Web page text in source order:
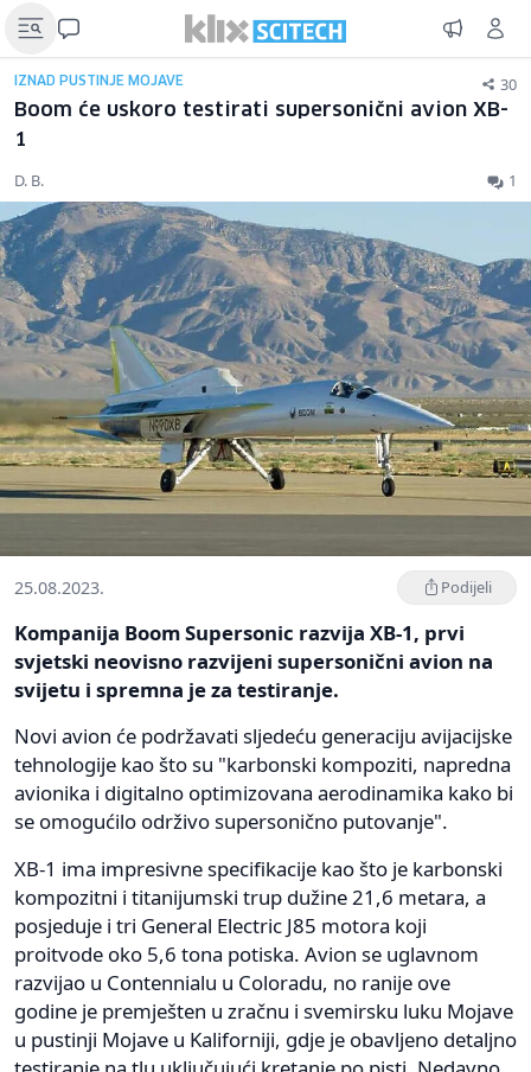
IZNAD PUSTINJE MOJAVE 30
Boom će uskoro testirati supersonični avion XB-
1
D. B. 1
25.08.2023. Podijeli
Kompanija Boom Supersonic razvija XB-1, prvi
svjetski neovisno razvijeni supersonični avion na
svijetu i spremna je za testiranje.
Novi avion će podržavati sljedeću generaciju avijacijske
tehnologije kao što su "karbonski kompoziti, napredna
avionika i digitalno optimizovana aerodinamika kako bi
se omogućilo održivo supersonično putovanje".
XB-1 ima impresivne specifikacije kao što je karbonski
kompozitni i titanijumski trup dužine 21,6 metara, a
posjeduje i tri General Electric J85 motora koji
proitvode oko 5,6 tona potiska. Avion se uglavnom
razvijao u Contennialu u Coloradu, no ranije ove
godine je premješten u zračnu i svemirsku luku Mojave
u pustinji Mojave u Kaliforniji, gdje je obavljeno detaljno